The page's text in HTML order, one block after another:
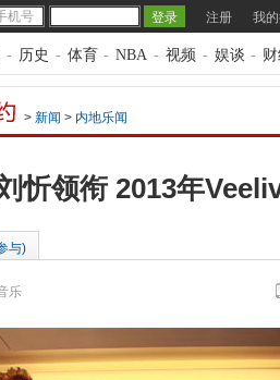
注册 我
- 历史 - 体育 - NBA - 视频 - 娱谈 -
> 新闻 > 内地乐闻
忻领衔 2013年
与)
乐